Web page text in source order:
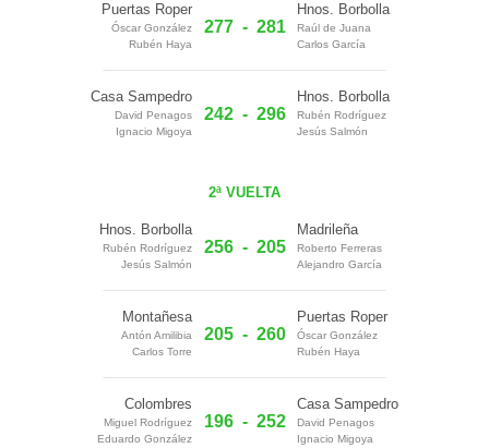
Puertas Roper
Óscar González
Rubén Haya
277 - 281
Hnos. Borbolla
Raúl de Juana
Carlos García
Casa Sampedro
David Penagos
Ignacio Migoya
242 - 296
Hnos. Borbolla
Rubén Rodríguez
Jesús Salmón
2ª VUELTA
Hnos. Borbolla
Rubén Rodríguez
Jesús Salmón
256 - 205
Madrileña
Roberto Ferreras
Alejandro García
Montañesa
Antón Amilibia
Carlos Torre
205 - 260
Puertas Roper
Óscar González
Rubén Haya
Colombres
Miguel Rodríguez
Eduardo González
196 - 252
Casa Sampedro
David Penagos
Ignacio Migoya